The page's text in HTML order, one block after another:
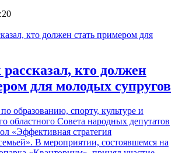
кто должен
для молодых супругов
образованию, спорту, культуре и
областного Совета народных депутатов
«Эффективная стратегия
В мероприятии, состоявшемся на